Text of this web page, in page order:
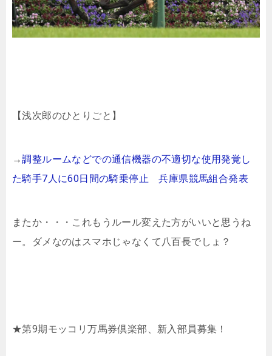
【浅次郎のひとりごと】
→調整ルームなどでの通信機器の不適切な使用発覚し
た騎手7人に60日間の騎乗停止 兵庫県競馬組合発表
またか・・・これもうルール変えた方がいいと思うね
ー。ダメなのはスマホじゃなくて八百長でしょ？
★第9期モッコリ万馬券倶楽部、新入部員募集！